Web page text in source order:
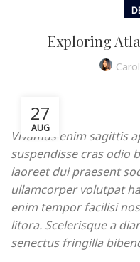
Exploring
27
AUG
Vivamus enim sagittis
suspendisse cras odio
laoreet dui praesent
ullamcorper volutpat
enim tempor facilisi
litora. Scelerisque a
senectus fringilla